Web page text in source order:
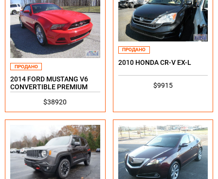
ПРОДАНО
2014 FORD MUSTANG V6
CONVERTIBLE PREMIUM
$38920
ПРОДАНО
2010 HONDA CR-V EX-L
$9915